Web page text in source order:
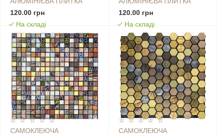
300Х300Х3ММ
КОЛЬОРОВА SW-00001932
120.00 грн
На складі
300Х300Х3ММ
КОЛЬОРОВА SW-00001935
120.00 грн
На складі
САМОКЛЕЮЧА
САМОКЛЕЮЧА